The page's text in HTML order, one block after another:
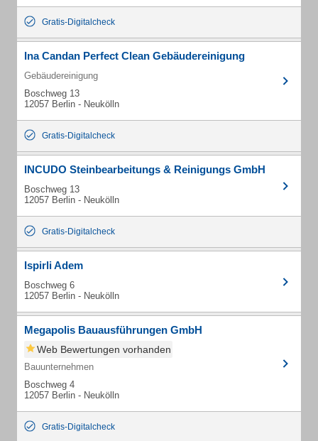
Gratis-Digitalcheck
Ina Candan Perfect Clean Gebäudereinigung
Gebäudereinigung
Boschweg 13
12057 Berlin - Neukölln
Gratis-Digitalcheck
INCUDO Steinbearbeitungs & Reinigungs GmbH
Boschweg 13
12057 Berlin - Neukölln
Gratis-Digitalcheck
Ispirli Adem
Boschweg 6
12057 Berlin - Neukölln
Megapolis Bauausführungen GmbH
Web Bewertungen vorhanden
Bauunternehmen
Boschweg 4
12057 Berlin - Neukölln
Gratis-Digitalcheck